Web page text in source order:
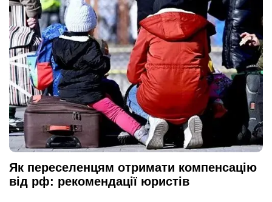
Як переселенцям отримати компенсацію
від рф: рекомендації юристів